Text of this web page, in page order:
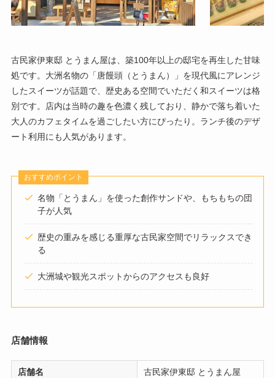
古民家伊東邸 とうまん屋は、築100年以上の邸宅を再生した甘味
処です。大洲名物の「唐饅頭（とうまん）」を現代風にアレンジ
したスイーツが話題で、歴史ある空間でいただく和スイーツは格
別です。店内は当時の趣を色濃く残しており、静かで落ち着いた
大人のカフェタイムを過ごしたい方にぴったり。ランチ後のデザ
ート利用にも人気があります。
おすすめポイント
名物「とうまん」を使った創作サンドや、もちもちの団
子が人気
歴史の重みを感じる重厚な古民家空間でリラックスでき
る
大洲城や観光スポットからのアクセスも良好
店舗情報
店舗名 古民家伊東邸 とうまん屋